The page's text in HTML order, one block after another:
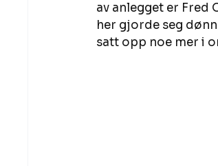
av anlegget er Fred
her gjorde seg
satt opp noe mer i